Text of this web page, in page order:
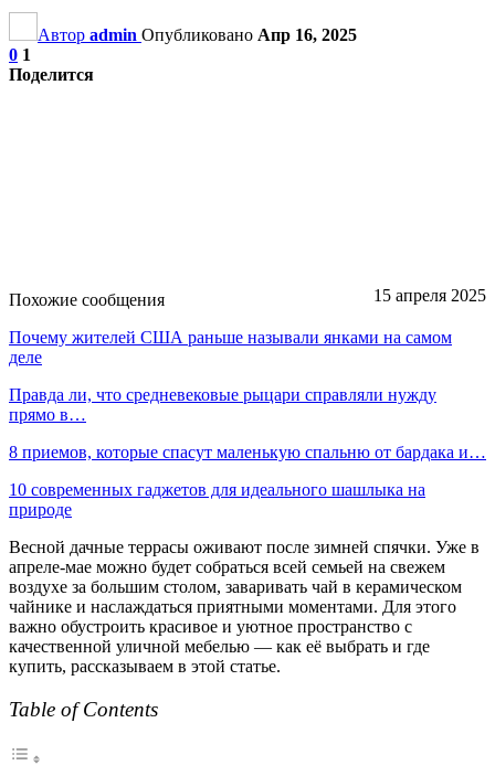
Автор admin Опубликовано Апр 16, 2025
0 1
Поделится
15 апреля 2025
Похожие сообщения
Почему жителей США раньше называли янками на самом
деле
Правда ли, что средневековые рыцари справляли нужду
прямо в…
8 приемов, которые спасут маленькую спальню от бардака и…
10 современных гаджетов для идеального шашлыка на
природе
Весной дачные террасы оживают после зимней спячки. Уже в
апреле-мае можно будет собраться всей семьей на свежем
воздухе за большим столом, заваривать чай в керамическом
чайнике и наслаждаться приятными моментами. Для этого
важно обустроить красивое и уютное пространство с
качественной уличной мебелью — как её выбрать и где
купить, рассказываем в этой статье.
Table of Contents